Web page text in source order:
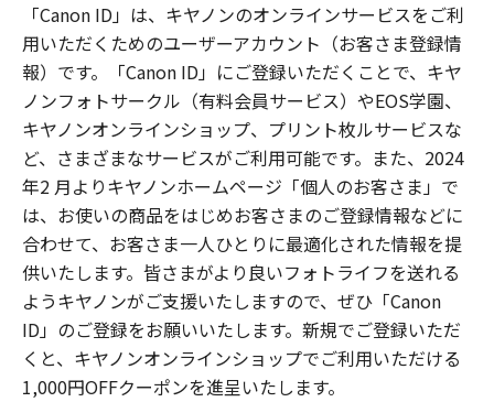
「Canon ID」は、キヤノンのオンラインサービスをご利
用いただくためのユーザーアカウント（お客さま登録情
報）です。「Canon ID」にご登録いただくことで、キヤ
ノンフォトサークル（有料会員サービス）やEOS学園、
キヤノンオンラインショップ、プリント枚ルサービスな
ど、さまざまなサービスがご利用可能です。また、2024
年2 月よりキヤノンホームページ「個人のお客さま」で
は、お使いの商品をはじめお客さまのご登録情報などに
合わせて、お客さま一人ひとりに最適化された情報を提
供いたします。皆さまがより良いフォトライフを送れる
ようキヤノンがご支援いたしますので、ぜひ「Canon
ID」のご登録をお願いいたします。新規でご登録いただ
くと、キヤノンオンラインショップでご利用いただける
1,000円OFFクーポンを進呈いたします。